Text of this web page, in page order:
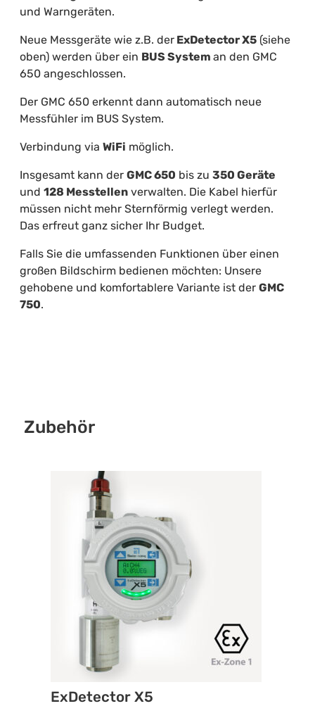
und Warngeräten.
Neue Messgeräte wie z.B. der ExDetector X5 (siehe
oben) werden über ein BUS System an den GMC
650 angeschlossen.
Der GMC 650 erkennt dann automatisch neue
Messfühler im BUS System.
Verbindung via WiFi möglich.
Insgesamt kann der GMC 650 bis zu 350 Geräte
und 128 Messtellen verwalten. Die Kabel hierfür
müssen nicht mehr Sternförmig verlegt werden.
Das erfreut ganz sicher Ihr Budget.
Falls Sie die umfassenden Funktionen über einen
großen Bildschirm bedienen möchten: Unsere
gehobene und komfortablere Variante ist der GMC
750.
Zubehör
ExDetector X5